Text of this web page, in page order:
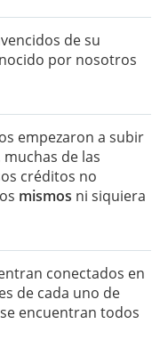
de su
por nosotros
empezaron a subir
de las
créditos no
mismos ni siquiera
conectados en
de cada uno de
encuentran todos